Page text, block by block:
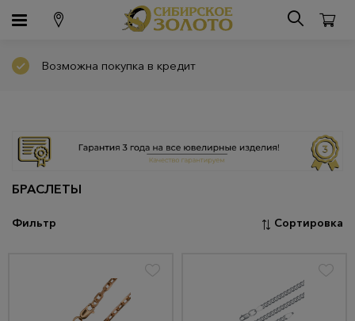
Возможна покупка в кредит
БРАСЛЕТЫ
Фильтр Сортировка